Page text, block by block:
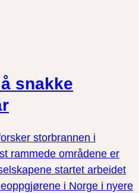
snakke
storbrannen i
rammede områdene er
startet arbeidet
i Norge i nyere